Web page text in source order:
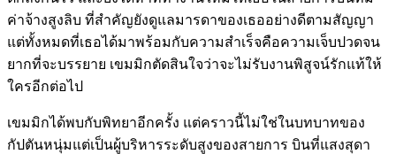
ค่าจ้างสูงลิบ ที่สำคัญยังดูแลมารดาของเธออย่างดีตามสัญญา
แต่ทั้งหมดที่เธอได้มาพร้อมกับความสำเร็จคือความเจ็บปวดจน
ยากที่จะบรรยาย เขมมิกตัดสินใจว่าจะไม่รับงานพิสูจน์รักแท้ให้
ใครอีกต่อไป
เขมมิกได้พบกับพิทยาอีกครั้ง แต่คราวนี้ไม่ใช่ในบทบาทของ
กัปตันหนุ่มแต่เป็นผู้บริหารระดับสูงของสายการ บินที่แสงสุดา